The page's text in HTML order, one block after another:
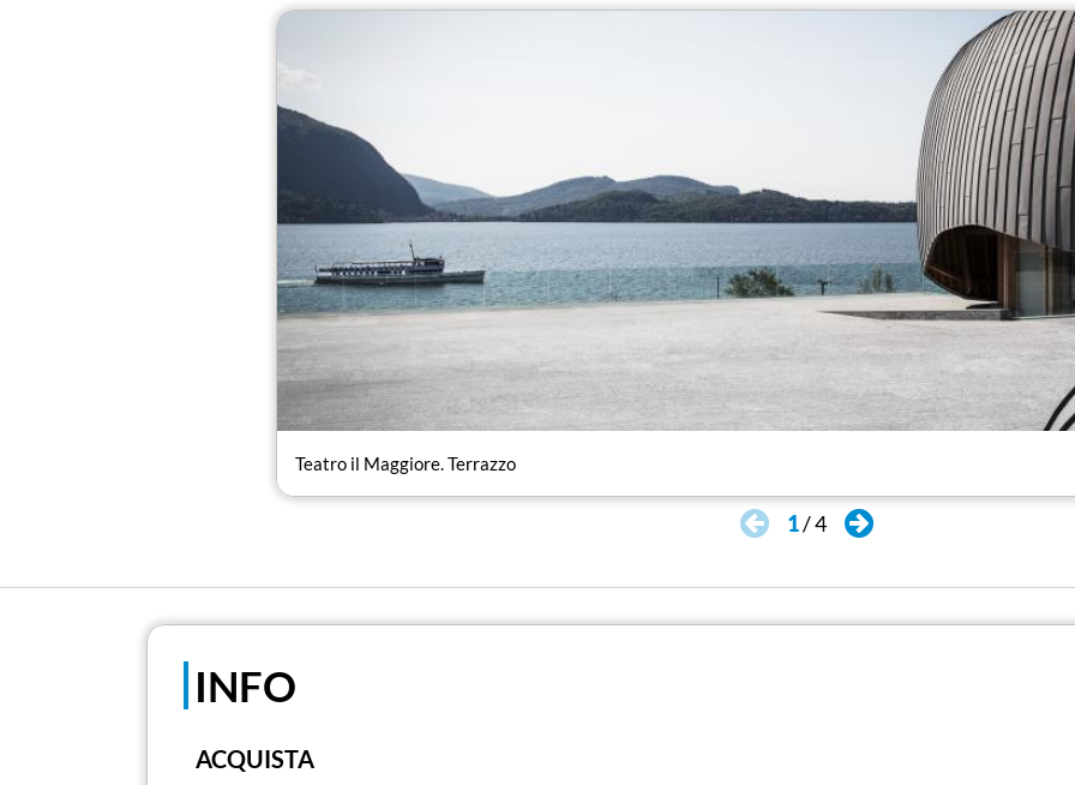
Uno spazio moderno, funzionale e innovativo per l'arte e la cultura pensato come una
Teatro il Maggiore. Terrazzo
1/4
INFO
ACQUISTA